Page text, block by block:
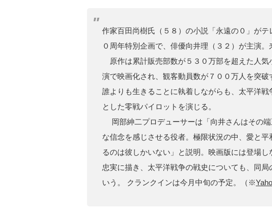
作家百田尚樹氏（５８）の小説「永遠の０」が
０周年特別企画で、俳優向井理（３２）が主演。
原作は累計販売部数が５３０万部を超えた人気
演で映画化され、観客動員数が７００万人を突
誰よりも生きることに執着しながらも、太平洋
とした零戦パイロットを演じる。
岡部紳二プロデューサーは「向井さんはその端
な信念を感じさせる役者。極限状況の中、愛と
るのは彼しかいない」と説明。映画版には登場
忠実に描き、太平洋戦争の戦史についても、同
いう。 クランクインは今月中旬の予定。（※